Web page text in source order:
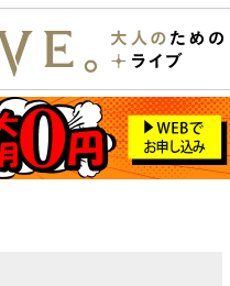
23:00
SUPER EIGHT特集
24:00
25:00
エムオン! ヒッツ
26:00